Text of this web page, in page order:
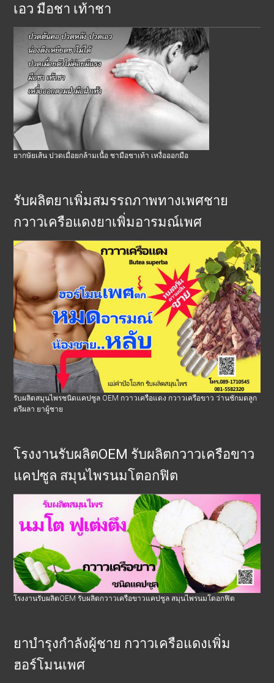
เอว มือชา เท้าชา
ยากษัยเส้น ปวดเมื่อยกล้ามเนื้อ ชามือชาเท้า เหงื่อออกมือ
รับผลิตยาเพิ่มสมรรถภาพทางเพศชาย
กวาวเครือแดงยาเพิ่มอารมณ์เพศ
รับผลิตสมุนไพรชนิดแคปซูล OEM กวาวเครือแดง กวาวเครือขาว ว่านชักมดลูก
ตรีผลา ยาผู้ชาย
โรงงานรับผลิตOEM รับผลิตกวาวเครือขาว
แคปซูล สมุนไพรนมโตอกฟิต
โรงงานรับผลิตOEM รับผลิตกวาวเครือขาวแคปซูล สมุนไพรนมโตอกฟิต
ยาบำรุงกำลังผู้ชาย กวาวเครือแดงเพิ่ม
ฮอร์โมนเพศ